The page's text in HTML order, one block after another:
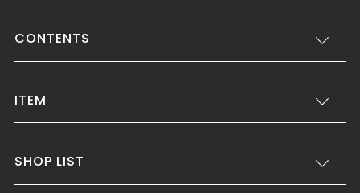
CONTENTS
ITEM
SHOP LIST